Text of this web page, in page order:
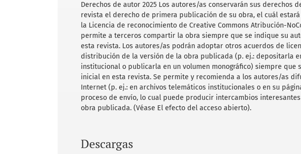
Villacorta, C.E. (2015). “Insurgencia y pacificación en El
Farabundo Martí para la Liberación Nacional (FMLN) hacia la
conflicto”. Revista de la Red de Intercátedras de Historia de
Contemporánea. Año 2 (2), junio-noviembre, pp. 159-173.
Derechos de autor 2025 Los autores/as conservarán sus derechos
revista el derecho de primera publicación de su obra, el cuál
la Licencia de reconocimiento de Creative Commons Atribución-
permite a terceros compartir la obra siempre que se indique su
esta revista. Los autores/as podrán adoptar otros acuerdos de
distribución de la versión de la obra publicada (p. ej.: depositarla
institucional o publicarla en un volumen monográfico) siempre que
inicial en esta revista. Se permite y recomienda a los autores/as
Internet (p. ej.: en archivos telemáticos institucionales o en su
proceso de envío, lo cual puede producir intercambios
obra publicada. (Véase El efecto del acceso abierto).
Descargas